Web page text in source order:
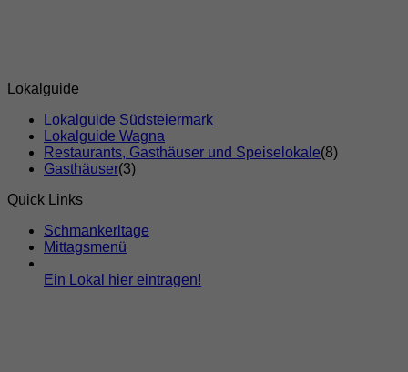
Lokalguide
Lokalguide Südsteiermark
Lokalguide Wagna
Restaurants, Gasthäuser und Speiselokale(8)
Gasthäuser(3)
Quick Links
Schmankerltage
Mittagsmenü
Ein Lokal hier eintragen!